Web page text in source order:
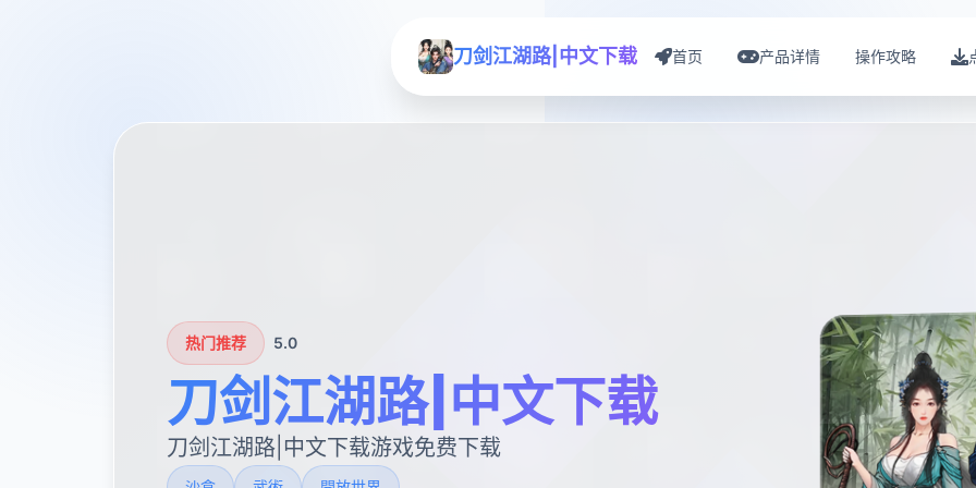
刀剑江湖路|中文下载 首页 产品详情 操作攻略
热门推荐 5.0
刀剑江湖路|中文下载
刀剑江湖路|中文下载游戏免费下载